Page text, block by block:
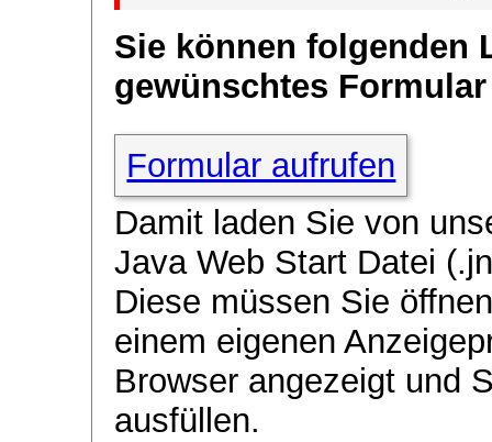
Sie können folgenden
gewünschtes
Formular aufrufen
Damit laden Sie von
Java Web Start Datei
Diese müssen Sie
einem eigenen
Browser angezeigt und
ausfüllen.